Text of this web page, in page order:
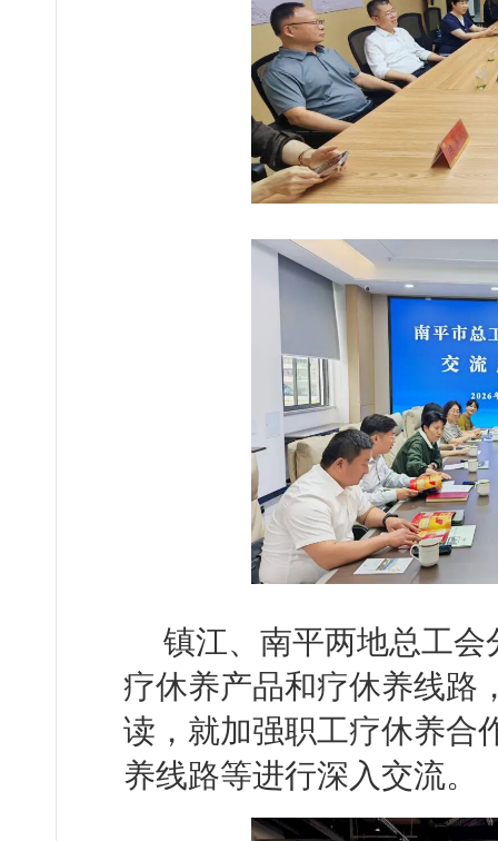
镇江、南平两地总工
疗休养产品和疗休养线路
读，就加强职工疗休养合
养线路等进行深入交流。